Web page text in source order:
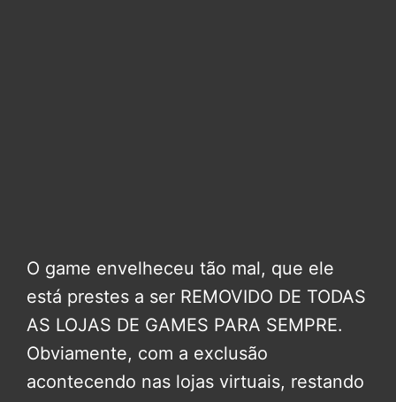
O game envelheceu tão mal, que ele
está prestes a ser REMOVIDO DE TODAS
AS LOJAS DE GAMES PARA SEMPRE.
Obviamente, com a exclusão
acontecendo nas lojas virtuais, restando